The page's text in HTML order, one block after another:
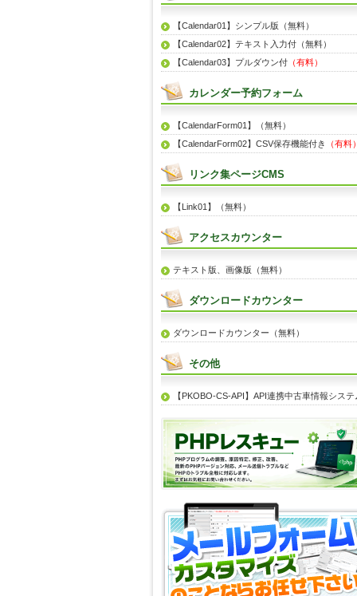
【Calendar01】シンプル版（無料）
【Calendar02】テキスト入力付（無料）
【Calendar03】プルダウン付 （有料）
カレンダー予約フォーム
【CalendarForm01】（無料）
【CalendarForm02】CSV保存機能付き
（有料
リンク集ページCMS
【Link01】（無料）
アクセスカウンター
テキスト版、画像版（無料）
ダウンロードカウンター
ダウンロードカウンター（無料）
その他
【PKOBO-CS-API】API連携中古車情報システ